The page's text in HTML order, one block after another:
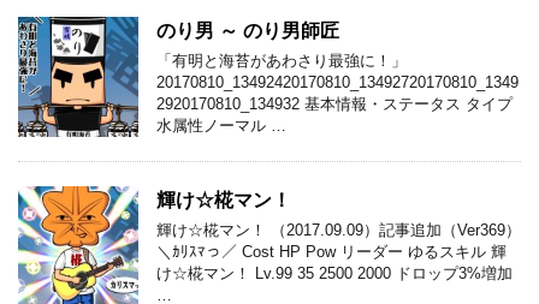
のり男 ～ のり男師匠
「有明と海苔があわさり最強に！」
20170810_13492420170810_13492720170810_1349
2920170810_134932 基本情報・ステータス タイプ
水属性ノーマル …
輝け☆椛マン！
輝け☆椛マン！ （2017.09.09）記事追加（Ver369）
＼ｶﾘｽﾏっ／ Cost HP Pow リーダー ゆるスキル 輝
け☆椛マン！ Lv.99 35 2500 2000 ドロップ3%増加